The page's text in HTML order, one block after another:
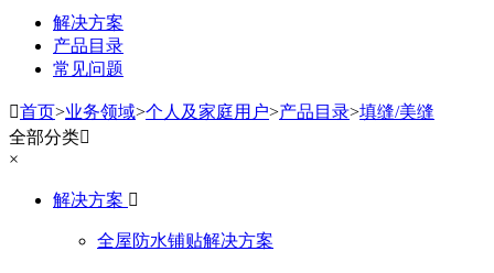
解决方案
产品目录
常见问题
首页>业务领域>个人及家庭用户>产品目录>填缝/美缝
全部分类
×
解决方案 
全屋防水铺贴解决方案